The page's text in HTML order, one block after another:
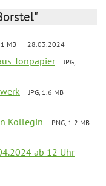
MB 28.03.2024
Tonpapier
JPG,
JPG, 1.6 MB
Kollegin
PNG, 1.2 MB
ab 12 Uhr